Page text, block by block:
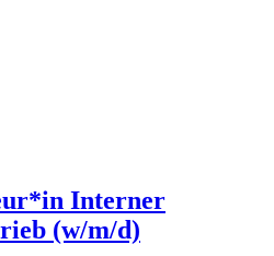
Interner
(w/m/d)